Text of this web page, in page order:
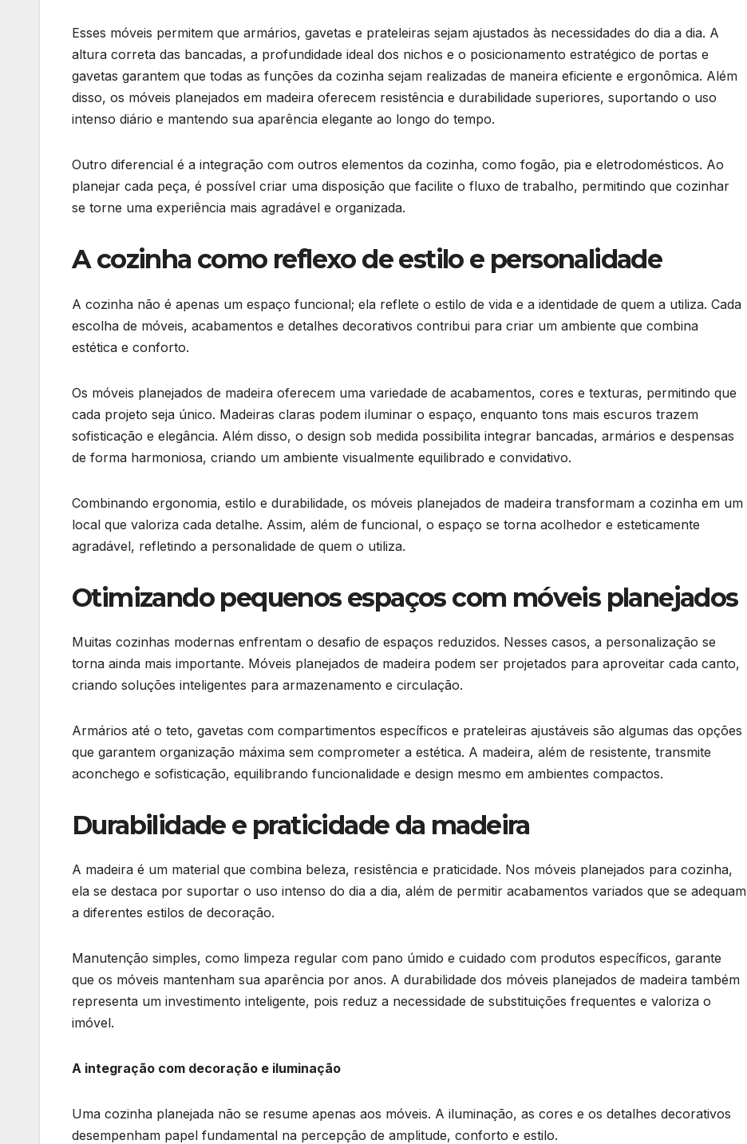
Esses móveis permitem que armários, gavetas e prateleiras sejam ajustados às necessidades do dia a dia. A
altura correta das bancadas, a profundidade ideal dos nichos e o posicionamento estratégico de portas e
gavetas garantem que todas as funções da cozinha sejam realizadas de maneira eficiente e ergonômica. Além
disso, os móveis planejados em madeira oferecem resistência e durabilidade superiores, suportando o uso
intenso diário e mantendo sua aparência elegante ao longo do tempo.
Outro diferencial é a integração com outros elementos da cozinha, como fogão, pia e eletrodomésticos. Ao
planejar cada peça, é possível criar uma disposição que facilite o fluxo de trabalho, permitindo que cozinhar
se torne uma experiência mais agradável e organizada.
A cozinha como reflexo de estilo e personalidade
A cozinha não é apenas um espaço funcional; ela reflete o estilo de vida e a identidade de quem a utiliza. Cada
escolha de móveis, acabamentos e detalhes decorativos contribui para criar um ambiente que combina
estética e conforto.
Os móveis planejados de madeira oferecem uma variedade de acabamentos, cores e texturas, permitindo que
cada projeto seja único. Madeiras claras podem iluminar o espaço, enquanto tons mais escuros trazem
sofisticação e elegância. Além disso, o design sob medida possibilita integrar bancadas, armários e despensas
de forma harmoniosa, criando um ambiente visualmente equilibrado e convidativo.
Combinando ergonomia, estilo e durabilidade, os móveis planejados de madeira transformam a cozinha em um
local que valoriza cada detalhe. Assim, além de funcional, o espaço se torna acolhedor e esteticamente
agradável, refletindo a personalidade de quem o utiliza.
Otimizando pequenos espaços com móveis planejados
Muitas cozinhas modernas enfrentam o desafio de espaços reduzidos. Nesses casos, a personalização se
torna ainda mais importante. Móveis planejados de madeira podem ser projetados para aproveitar cada canto,
criando soluções inteligentes para armazenamento e circulação.
Armários até o teto, gavetas com compartimentos específicos e prateleiras ajustáveis são algumas das opções
que garantem organização máxima sem comprometer a estética. A madeira, além de resistente, transmite
aconchego e sofisticação, equilibrando funcionalidade e design mesmo em ambientes compactos.
Durabilidade e praticidade da madeira
A madeira é um material que combina beleza, resistência e praticidade. Nos móveis planejados para cozinha,
ela se destaca por suportar o uso intenso do dia a dia, além de permitir acabamentos variados que se adequam
a diferentes estilos de decoração.
Manutenção simples, como limpeza regular com pano úmido e cuidado com produtos específicos, garante
que os móveis mantenham sua aparência por anos. A durabilidade dos móveis planejados de madeira também
representa um investimento inteligente, pois reduz a necessidade de substituições frequentes e valoriza o
imóvel.
A integração com decoração e iluminação
Uma cozinha planejada não se resume apenas aos móveis. A iluminação, as cores e os detalhes decorativos
desempenham papel fundamental na percepção de amplitude, conforto e estilo.